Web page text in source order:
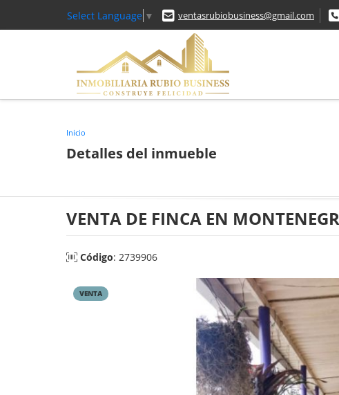
Select Language ▼ ventasrubiobusiness@gmail.com
Inicio
Detalles del inmueble
VENTA DE FINCA EN
Código: 2739906
VENTA